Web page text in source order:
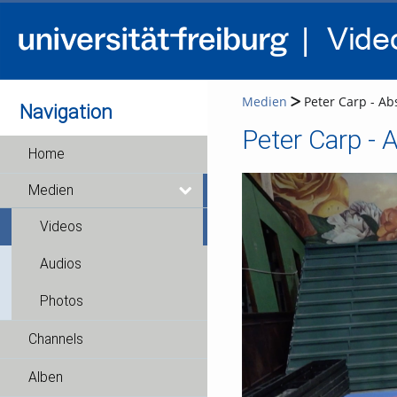
Navigation
Home
Medien
Videos
Audios
Photos
Channels
Alben
Medien Peter Carp -
Peter Carp -